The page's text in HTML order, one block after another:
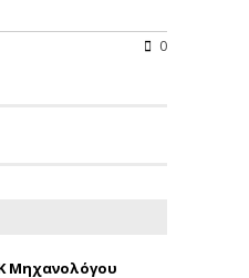
0
Μηχανολόγου